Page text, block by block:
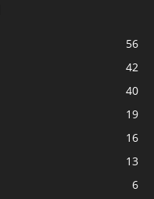
56
42
40
19
16
13
6